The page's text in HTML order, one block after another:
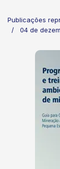
Publicações
04 de